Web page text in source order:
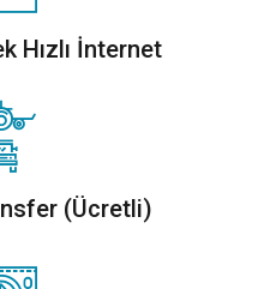
Hızlı İnternet
(Ücretli)